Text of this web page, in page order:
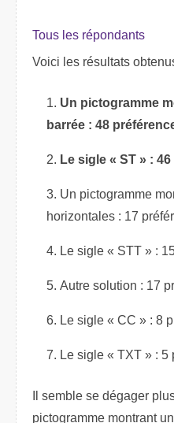
Tous les répondants
Voici les résultats
Un pictogramme
barrée : 48
Le sigle « ST » :
Un pictogramme
horizontales : 17
Le sigle « STT » :
Autre solution : 17
Le sigle « CC » : 8
Le sigle « TXT » : 5
Il semble se dégager
pictogramme montrant